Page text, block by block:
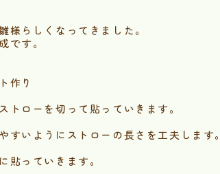
様らしくなってきました。
です。
作り
トローを切って貼っていきます。
すいようにストローの長さを工夫します。
貼っていきます。